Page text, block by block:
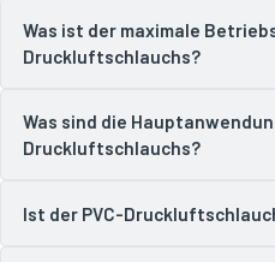
Was ist der maximale
Druckluftschlauchs?
Was sind die
Druckluftschlauchs?
Ist der PVC-